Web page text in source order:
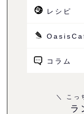
レシピ
コラム
ラ